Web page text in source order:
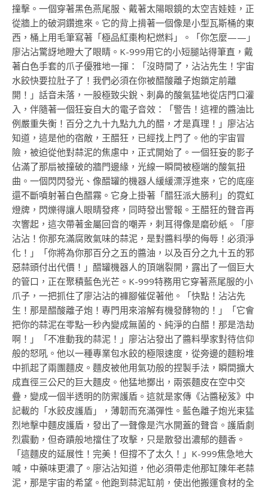
撞擊。一個穿著黑色燕尾服、戴著太陽眼鏡的太空吉娃娃，正
從牆上的破洞鑽進來。它的背上揹著一個像是小型瓦斯桶的東
西，桶上用毛筆寫著「極品紅棗枸杞燃料」。「你怎麼——」
廖沾沾驚訝地瞪大了眼睛。K-999用它的小短腿站得筆直，戴
著白色手套的爪子優雅地一揮：「沒時間了，沾沾先生！宇宙
水餃快要拉肚子了！我們必須在你被醋酸離子炮鎖定前離
開！」話音未落，一股極致尖銳、刺鼻的酸氣猛地從店門口灌
入，伴隨著一個狂妄自大的電子音效：「警告！這裡的醬油比
例嚴重失衡！百分之九十九點九九的醋，才是真理！」廖沾沾
知道，這是他的宿敵，王醋狂，已經找上門了。他的宇宙冒
險，被迫從他對蒜泥的焦慮中，正式開始了。一個狂妄的影子
佔滿了那扇被撞破的牆門邊緣，光線一瞬間被極端的酸氣扭
曲。一個閃閃發光、像醋罐的機器人緩緩漂浮進來，它的底座
還不斷噴射著白色醋霧。它身上掛著「醋狂派大勝利」的霓虹
燈牌，閃爍得讓人眼睛發疼，同時發出警報。王醋狂的聲音再
次響起，這次帶著金屬回音的嘲弄，刺耳得像是磨砂紙。「廖
沾沾！你那充滿腐敗氣味的蒜泥，是對醬料學的侮辱！必須淨
化！」「你將為你那百分之五的醬油，以及百分之九十五的邪
惡蒜頭付出代價！」醋罐機器人的頂端裂開，露出了一個巨大
的管口，正在聚積藍色光芒。K-999特務用它穿著燕尾服的小
爪子，一把抓住了廖沾沾的褲腳催促著他。「快點！沾沾先
生！那是醋酸離子炮！專門用來溶解有機發酵物的！」「它會
把你的蒜泥在零點一秒內變成無菌的、純淨的白醋！那是浩劫
啊！」「不准動我的蒜泥！」廖沾沾發出了醬料學家對待信仰
般的怒吼。他以一種專業包水餃的極限速度，從旁邊的麵粉堆
中抓起了兩團麵皮。麵皮被他用氣功般的捏製手法，瞬間擴大
成直徑三公尺的巨大麵皮。他猛地擲出，兩張麵皮在空中交
疊，變成一個半透明的防禦護盾。這就是家傳《沾醬秘笈》中
記載的「水餃皮護盾」，薄韌而充滿彈性。藍色離子炮光束猛
烈地擊中麵皮護盾，發出了一聲像是汽水開蓋的聲音。護盾劇
烈震動，但奇蹟般地擋住了攻擊，只是散發出濃郁的麵香。
「這麵皮的延展性！完美！但撐不了太久！」K-999焦急地大
喊，中藥味更濃了。廖沾沾知道，他必須帶走他那缸陳年老蒜
泥，那是宇宙的希望。他跑到蒜泥缸前，使出他搬運食材的全